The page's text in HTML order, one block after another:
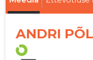
ANDRI